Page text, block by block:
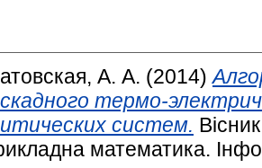
А. А. (2014)
термо-
систем.
математика.